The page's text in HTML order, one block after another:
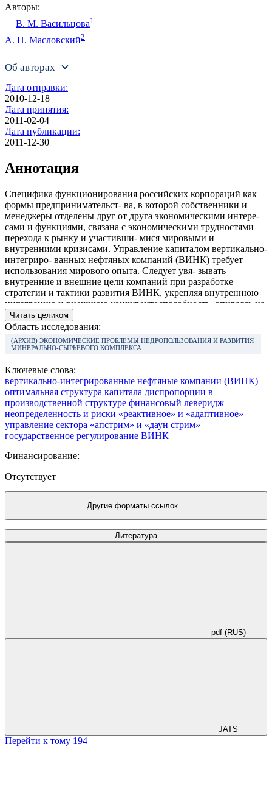
Авторы:
В. М. Васильцова1
А. П. Масловский2
Об авторах
Дата отправки:
2010-12-18
Дата принятия:
2011-02-04
Дата публикации:
2011-12-30
Аннотация
Специфика функционирования российских корпораций как
формы предпринимательст- ва, в которой собственники и
менеджеры отделены друг от друга экономическими интере-
сами и функциями, связана с экономическими трудностями
перехода к рынку и участивши- мися мировыми и
внутренними кризисами. Управление капиталом вертикально-
интегриро- ванных нефтяных компаний (ВИНК) требует
использования мирового опыта. Следует увя- зывать
внутренние и внешние цели компаний при разработке
стратегии и тактики развития ВИНК, укрепляя внутреннюю
интеграцию и внешнюю конкурентоспособность, опираясь на
государственную поддержку.
Читать целиком
Область исследования:
(АРХИВ) ЭКОНОМИЧЕСКИЕ ПРОБЛЕМЫ НЕДРОПОЛЬЗОВАНИЯ И РАЗВИТИЯ
МИНЕРАЛЬНО-СЫРЬЕВОГО КОМПЛЕКСА
Ключевые слова:
вертикально-интегрированные нефтяные компании (ВИНК)
оптимальная структура капитала диспропорции в
производственной структуре финансовый леверидж
неопределенность и риски «реактивное» и «адаптивное»
управление сектора «апстрим» и «даун стрим»
государственное регулирование ВИНК
Финансирование:
Отсутствует
Другие форматы ссылок
Литература
pdf (RUS)
JATS
Перейти к тому 194